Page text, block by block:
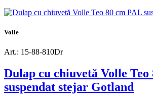
Volle
Art.: 15-88-810Dr
Dulap cu chiuvetă Volle Teo
suspendat stejar Gotland